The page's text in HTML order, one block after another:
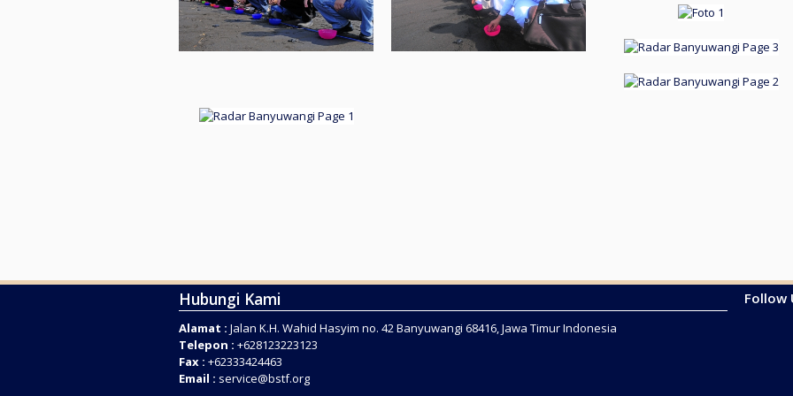
Hubungi Kami
Alamat : Jalan K.H. Wahid Hasyim no. 42 Banyuwangi 68416, Jawa Timur Indonesia
Telepon : +628123223123
Fax : +62333424463
Email : service@bstf.org
Follow